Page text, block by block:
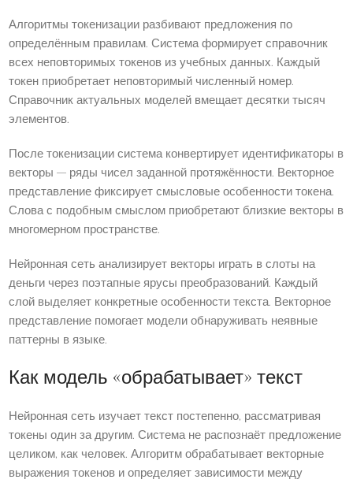
Алгоритмы токенизации разбивают предложения по
определённым правилам. Система формирует справочник
всех неповторимых токенов из учебных данных. Каждый
токен приобретает неповторимый численный номер.
Справочник актуальных моделей вмещает десятки тысяч
элементов.
После токенизации система конвертирует идентификаторы в
векторы — ряды чисел заданной протяжённости. Векторное
представление фиксирует смысловые особенности токена.
Слова с подобным смыслом приобретают близкие векторы в
многомерном пространстве.
Нейронная сеть анализирует векторы играть в слоты на
деньги через поэтапные ярусы преобразований. Каждый
слой выделяет конкретные особенности текста. Векторное
представление помогает модели обнаруживать неявные
паттерны в языке.
Как модель «обрабатывает» текст
Нейронная сеть изучает текст постепенно, рассматривая
токены один за другим. Система не распознаёт предложение
целиком, как человек. Алгоритм обрабатывает векторные
выражения токенов и определяет зависимости между